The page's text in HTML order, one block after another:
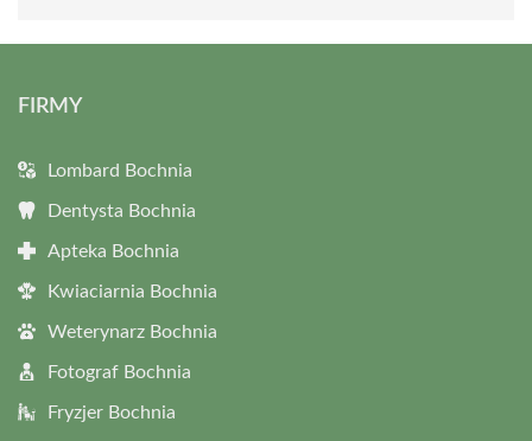
FIRMY
Lombard Bochnia
Dentysta Bochnia
Apteka Bochnia
Kwiaciarnia Bochnia
Weterynarz Bochnia
Fotograf Bochnia
Fryzjer Bochnia